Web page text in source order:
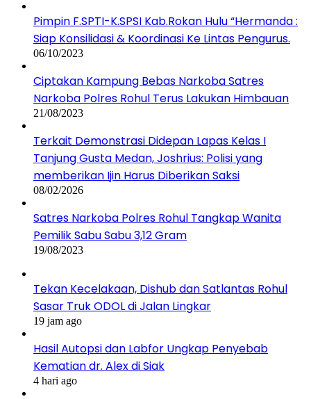
Pimpin F.SPTI-K.SPSI Kab.Rokan Hulu “Hermanda :
Siap Konsilidasi & Koordinasi Ke Lintas Pengurus.
06/10/2023
Ciptakan Kampung Bebas Narkoba Satres
Narkoba Polres Rohul Terus Lakukan Himbauan
21/08/2023
Terkait Demonstrasi Didepan Lapas Kelas I
Tanjung Gusta Medan, Joshrius: Polisi yang
memberikan Ijin Harus Diberikan Saksi
08/02/2026
Satres Narkoba Polres Rohul Tangkap Wanita
Pemilik Sabu Sabu 3,12 Gram
19/08/2023
Tekan Kecelakaan, Dishub dan Satlantas Rohul
Sasar Truk ODOL di Jalan Lingkar
19 jam ago
Hasil Autopsi dan Labfor Ungkap Penyebab
Kematian dr. Alex di Siak
4 hari ago